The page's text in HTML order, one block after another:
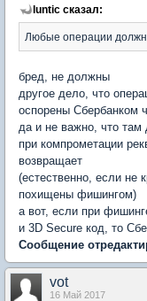
luntic сказал:
Любые операции
бред, не должны
другое дело, что
оспорены Сбербанком
да и не важно, что там
при компрометации
возвращает
(естественно, если не
похищены фишингом)
а вот, если при
и 3D Secure код, то
Сообщение
vot
16 Май 2017